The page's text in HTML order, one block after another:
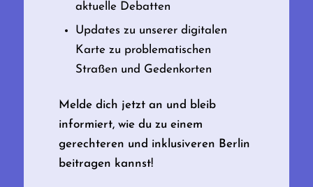
aktuelle Debatten
Updates zu unserer digitalen
Karte zu problematischen
Straßen und Gedenkorten
Melde dich jetzt an und bleib
informiert, wie du zu einem
gerechteren und inklusiveren Berlin
beitragen kannst!